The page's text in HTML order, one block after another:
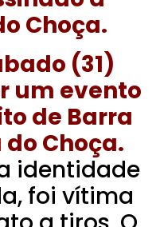
Choça.
(31)
um evento
de Barra
Choça.
identidade
foi vítima